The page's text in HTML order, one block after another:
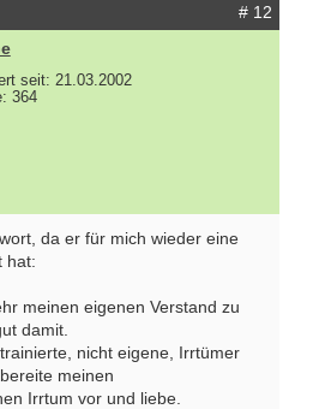
# 12
seit: 21.03.2002
364
da er für mich wieder eine
hat:
meinen eigenen Verstand zu
damit.
nicht eigene, Irrtümer
meinen
Irrtum vor und liebe.